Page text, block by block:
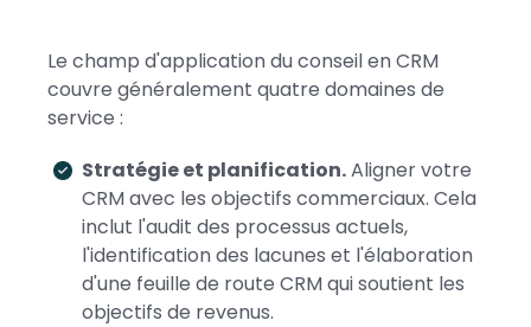
Le champ d'application du conseil en CRM
couvre généralement quatre domaines de
service :
Stratégie et planification.Aligner votre
CRM avec les objectifs commerciaux. Cela
inclut l'audit des processus actuels,
l'identification des lacunes et l'élaboration
d'une feuille de route CRM qui soutient les
objectifs de revenus.